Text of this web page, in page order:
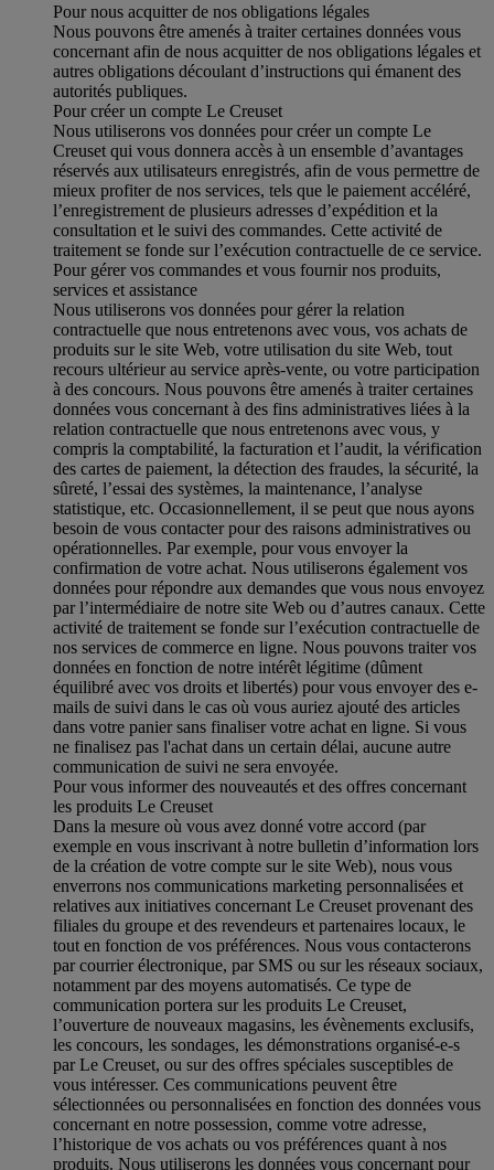
Pour nous acquitter de nos obligations légales
Nous pouvons être amenés à traiter certaines données vous
concernant afin de nous acquitter de nos obligations légales et
autres obligations découlant d’instructions qui émanent des
autorités publiques.
Pour créer un compte Le Creuset
Nous utiliserons vos données pour créer un compte Le
Creuset qui vous donnera accès à un ensemble d’avantages
réservés aux utilisateurs enregistrés, afin de vous permettre de
mieux profiter de nos services, tels que le paiement accéléré,
l’enregistrement de plusieurs adresses d’expédition et la
consultation et le suivi des commandes. Cette activité de
traitement se fonde sur l’exécution contractuelle de ce service.
Pour gérer vos commandes et vous fournir nos produits,
services et assistance
Nous utiliserons vos données pour gérer la relation
contractuelle que nous entretenons avec vous, vos achats de
produits sur le site Web, votre utilisation du site Web, tout
recours ultérieur au service après-vente, ou votre participation
à des concours. Nous pouvons être amenés à traiter certaines
données vous concernant à des fins administratives liées à la
relation contractuelle que nous entretenons avec vous, y
compris la comptabilité, la facturation et l’audit, la vérification
des cartes de paiement, la détection des fraudes, la sécurité, la
sûreté, l’essai des systèmes, la maintenance, l’analyse
statistique, etc. Occasionnellement, il se peut que nous ayons
besoin de vous contacter pour des raisons administratives ou
opérationnelles. Par exemple, pour vous envoyer la
confirmation de votre achat. Nous utiliserons également vos
données pour répondre aux demandes que vous nous envoyez
par l’intermédiaire de notre site Web ou d’autres canaux. Cette
activité de traitement se fonde sur l’exécution contractuelle de
nos services de commerce en ligne. Nous pouvons traiter vos
données en fonction de notre intérêt légitime (dûment
équilibré avec vos droits et libertés) pour vous envoyer des e-
mails de suivi dans le cas où vous auriez ajouté des articles
dans votre panier sans finaliser votre achat en ligne. Si vous
ne finalisez pas l'achat dans un certain délai, aucune autre
communication de suivi ne sera envoyée.
Pour vous informer des nouveautés et des offres concernant
les produits Le Creuset
Dans la mesure où vous avez donné votre accord (par
exemple en vous inscrivant à notre bulletin d’information lors
de la création de votre compte sur le site Web), nous vous
enverrons nos communications marketing personnalisées et
relatives aux initiatives concernant Le Creuset provenant des
filiales du groupe et des revendeurs et partenaires locaux, le
tout en fonction de vos préférences. Nous vous contacterons
par courrier électronique, par SMS ou sur les réseaux sociaux,
notamment par des moyens automatisés. Ce type de
communication portera sur les produits Le Creuset,
l’ouverture de nouveaux magasins, les évènements exclusifs,
les concours, les sondages, les démonstrations organisé-e-s
par Le Creuset, ou sur des offres spéciales susceptibles de
vous intéresser. Ces communications peuvent être
sélectionnées ou personnalisées en fonction des données vous
concernant en notre possession, comme votre adresse,
l’historique de vos achats ou vos préférences quant à nos
produits. Nous utiliserons les données vous concernant pour